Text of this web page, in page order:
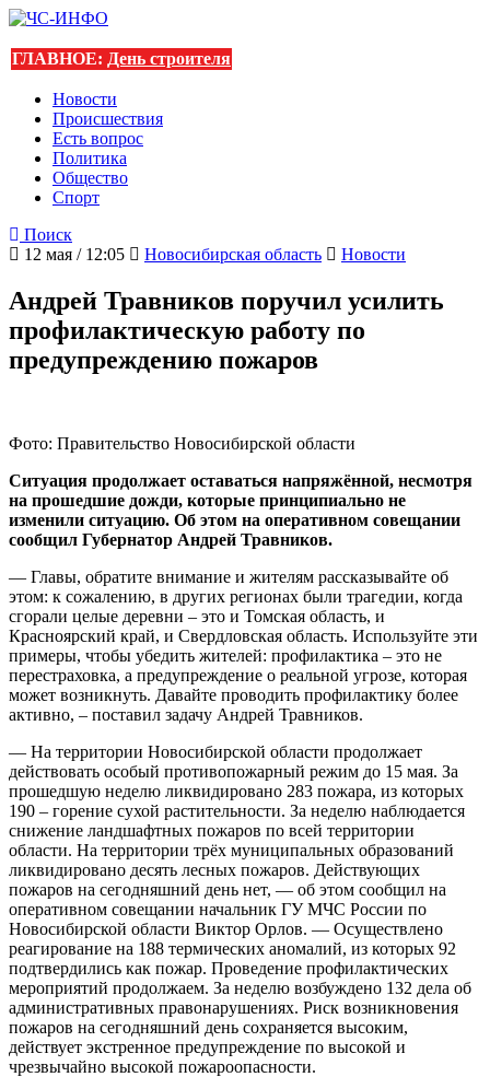
ГЛАВНОЕ: День строителя
Новости
Происшествия
Есть вопрос
Политика
Общество
Спорт
Поиск
12 мая / 12:05
Новосибирская область Новости
Андрей Травников поручил усилить
профилактическую работу по
предупреждению пожаров
Фото: Правительство Новосибирской области
Ситуация продолжает оставаться напряжённой, несмотря
на прошедшие дожди, которые принципиально не
изменили ситуацию. Об этом на оперативном совещании
сообщил Губернатор Андрей Травников.
— Главы, обратите внимание и жителям рассказывайте об
этом: к сожалению, в других регионах были трагедии, когда
сгорали целые деревни – это и Томская область, и
Красноярский край, и Свердловская область. Используйте эти
примеры, чтобы убедить жителей: профилактика – это не
перестраховка, а предупреждение о реальной угрозе, которая
может возникнуть. Давайте проводить профилактику более
активно, – поставил задачу Андрей Травников.
— На территории Новосибирской области продолжает
действовать особый противопожарный режим до 15 мая. За
прошедшую неделю ликвидировано 283 пожара, из которых
190 – горение сухой растительности. За неделю наблюдается
снижение ландшафтных пожаров по всей территории
области. На территории трёх муниципальных образований
ликвидировано десять лесных пожаров. Действующих
пожаров на сегодняшний день нет, — об этом сообщил на
оперативном совещании начальник ГУ МЧС России по
Новосибирской области Виктор Орлов. — Осуществлено
реагирование на 188 термических аномалий, из которых 92
подтвердились как пожар. Проведение профилактических
мероприятий продолжаем. За неделю возбуждено 132 дела об
административных правонарушениях. Риск возникновения
пожаров на сегодняшний день сохраняется высоким,
действует экстренное предупреждение по высокой и
чрезвычайно высокой пожароопасности.